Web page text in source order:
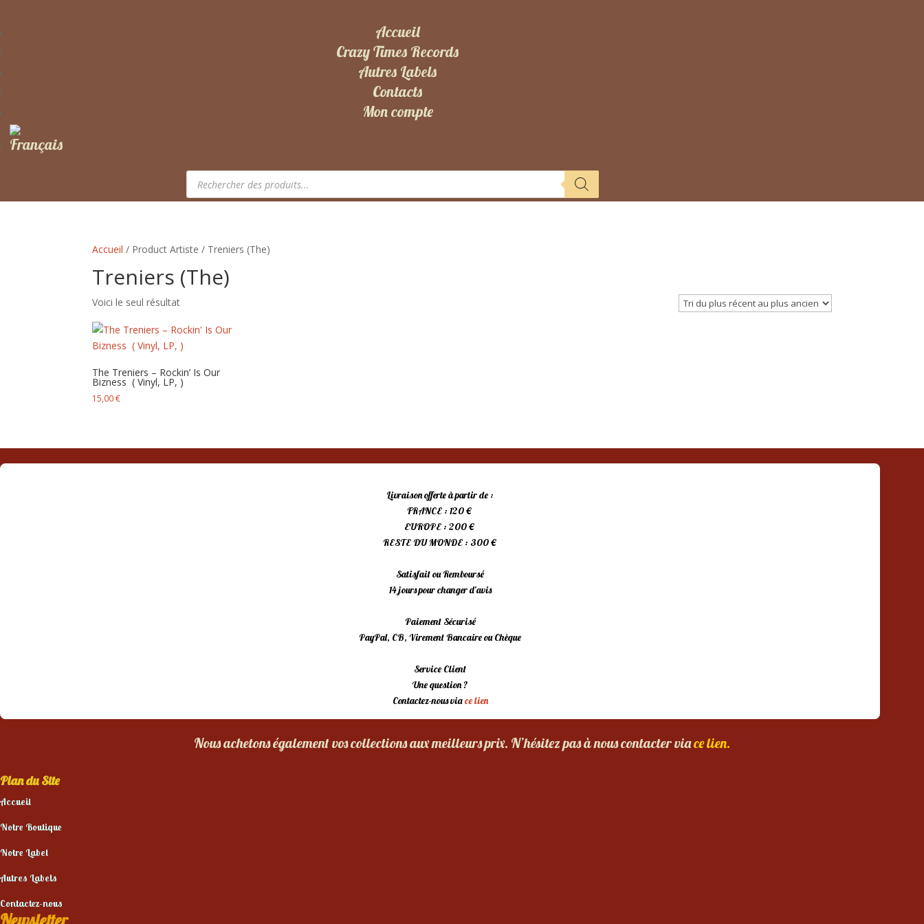
Accueil
Crazy Times Records
Autres Labels
Contacts
Mon compte
Recherche
produits
Accueil / Product Artiste / Treniers (The)
Treniers (The)
Voici le seul résultat
The Treniers – Rockin’ Is Our
Bizness ‎ ( Vinyl, LP, )
15,00€
Livraison offerte à partir de :
FRANCE : 120 €
EUROPE : 200 €
RESTE DU MONDE : 300 €
Satisfait ou Remboursé
14 jours pour changer d’avis
Paiement Sécurisé
PayPal, CB, Virement Bancaire ou Chèque
Service Client
Une question ?
Contactez-nous viace lien
Nous achetons également vos collections aux meilleurs prix. N’hésitez pas à nous contacter viace lien.
Plan du Site
Accueil
Notre Boutique
Notre Label
Autres Labels
Contactez-nous
Newsletter